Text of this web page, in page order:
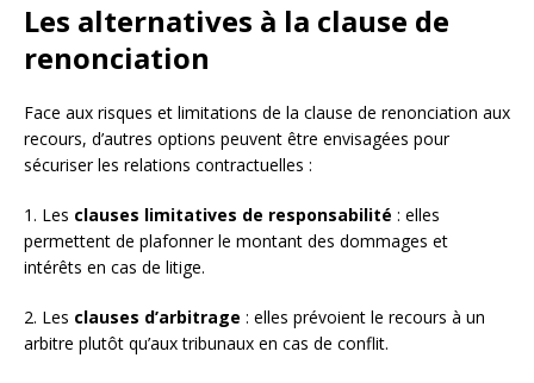
Les alternatives à la clause de
renonciation
Face aux risques et limitations de la clause de renonciation aux
recours, d’autres options peuvent être envisagées pour
sécuriser les relations contractuelles :
1. Les clauses limitatives de responsabilité : elles
permettent de plafonner le montant des dommages et
intérêts en cas de litige.
2. Les clauses d’arbitrage : elles prévoient le recours à un
arbitre plutôt qu’aux tribunaux en cas de conflit.